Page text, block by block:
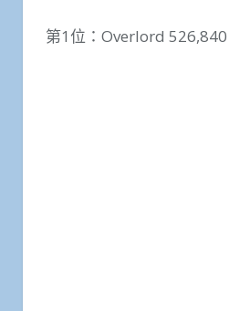
第1位：Overlord 526,840